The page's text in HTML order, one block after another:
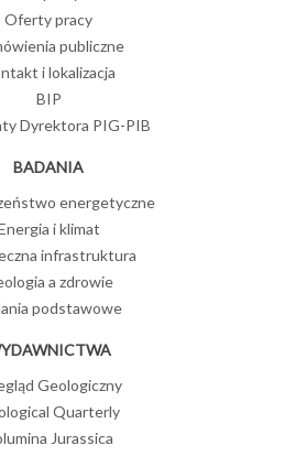
Oferty pracy
publiczne
i lokalizacja
BIP
Dyrektora PIG-PIB
BADANIA
energetyczne
i klimat
infrastruktura
a zdrowie
podstawowe
Geologiczny
Quarterly
Jurassica